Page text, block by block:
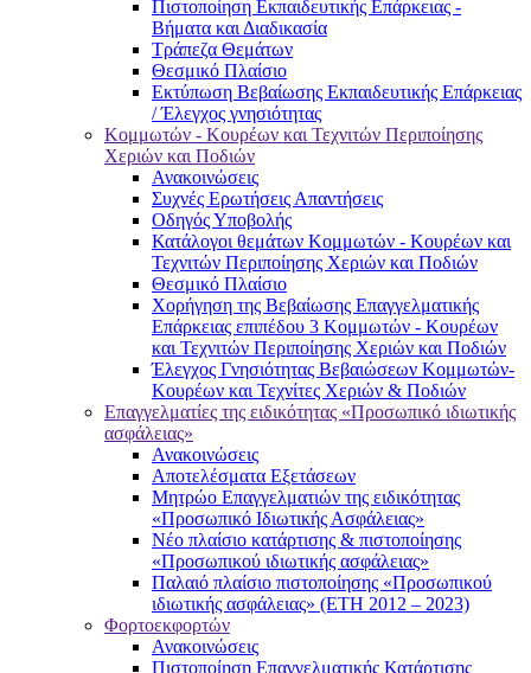
Πιστοποίηση Εκπαιδευτικής Επάρκειας -
Βήματα και Διαδικασία
Τράπεζα Θεμάτων
Θεσμικό Πλαίσιο
Εκτύπωση Βεβαίωσης Εκπαιδευτικής Επάρκειας
/ Έλεγχος γνησιότητας
Κομμωτών - Κουρέων και Τεχνιτών Περιποίησης
Χεριών και Ποδιών
Ανακοινώσεις
Συχνές Ερωτήσεις Απαντήσεις
Οδηγός Υποβολής
Κατάλογοι θεμάτων Κομμωτών - Κουρέων και
Τεχνιτών Περιποίησης Χεριών και Ποδιών
Θεσμικό Πλαίσιο
Χορήγηση της Βεβαίωσης Επαγγελματικής
Επάρκειας επιπέδου 3 Κομμωτών - Κουρέων
και Τεχνιτών Περιποίησης Χεριών και Ποδιών
Έλεγχος Γνησιότητας Βεβαιώσεων Κομμωτών-
Κουρέων και Τεχνίτες Χεριών & Ποδιών
Επαγγελματίες της ειδικότητας «Προσωπικό ιδιωτικής
ασφάλειας»
Ανακοινώσεις
Αποτελέσματα Εξετάσεων
Μητρώο Επαγγελματιών της ειδικότητας
«Προσωπικό Ιδιωτικής Ασφάλειας»
Νέο πλαίσιο κατάρτισης & πιστοποίησης
«Προσωπικού ιδιωτικής ασφάλειας»
Παλαιό πλαίσιο πιστοποίησης «Προσωπικού
ιδιωτικής ασφάλειας» (ΕΤΗ 2012 – 2023)
Φορτοεκφορτών
Ανακοινώσεις
Πιστοποίηση Επαγγελματικής Κατάρτισης